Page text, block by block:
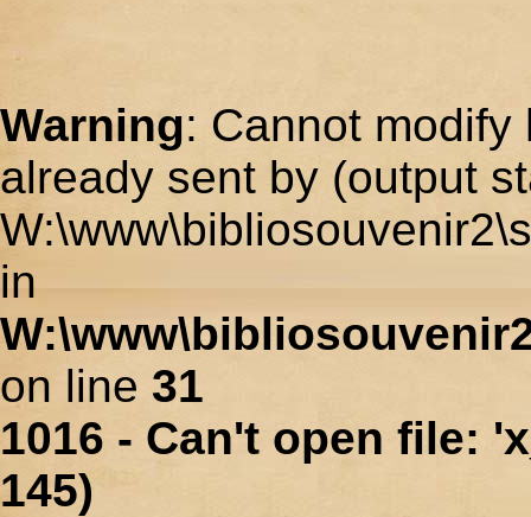
Warning: Cannot
already sent by (output
in
on line 31
1016 - Can't open file:
145)